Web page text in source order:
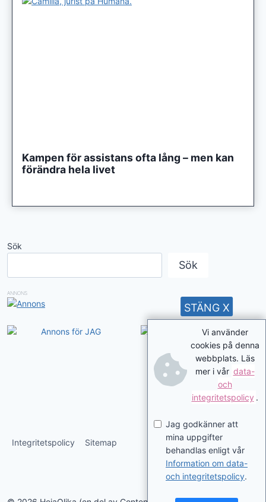
Kampen för assistans ofta lång – men kan
förändra hela livet
Sök
Sök
ANNONS
Integritetspolicy Sitemap
Vi använder
cookies på denna
webbplats. Läs
mer i vår data-
och
integritetspolicy .
Jag godkänner att
mina uppgifter
behandlas enligt vår
Information om data-
och integritetspolicy.
STÄNG X